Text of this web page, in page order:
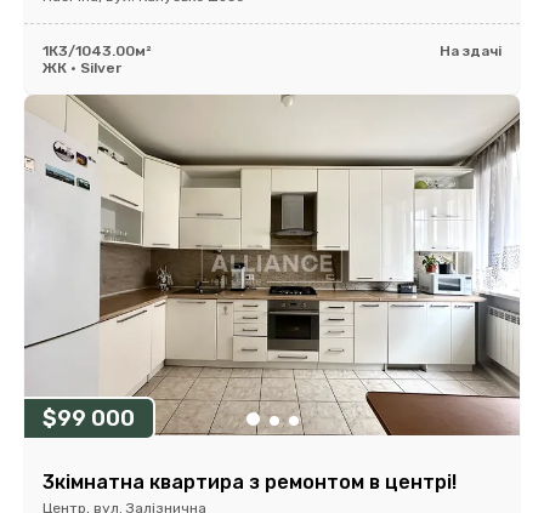
1К3/1043.00м²
На здачі
ЖК • Silver
$99 000
3кімнатна квартира з ремонтом в центрі!
Центр, вул. Залізнична